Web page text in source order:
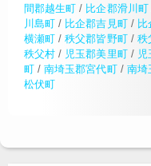
間郡越生町 / 比企郡滑川町
川島町 / 比企郡吉見町/ 比
横瀬町 /秩父郡皆野町/ 秩
秩父村 / 児玉郡美里町/ 児
町 /南埼玉郡宮代町/ 南埼
松伏町